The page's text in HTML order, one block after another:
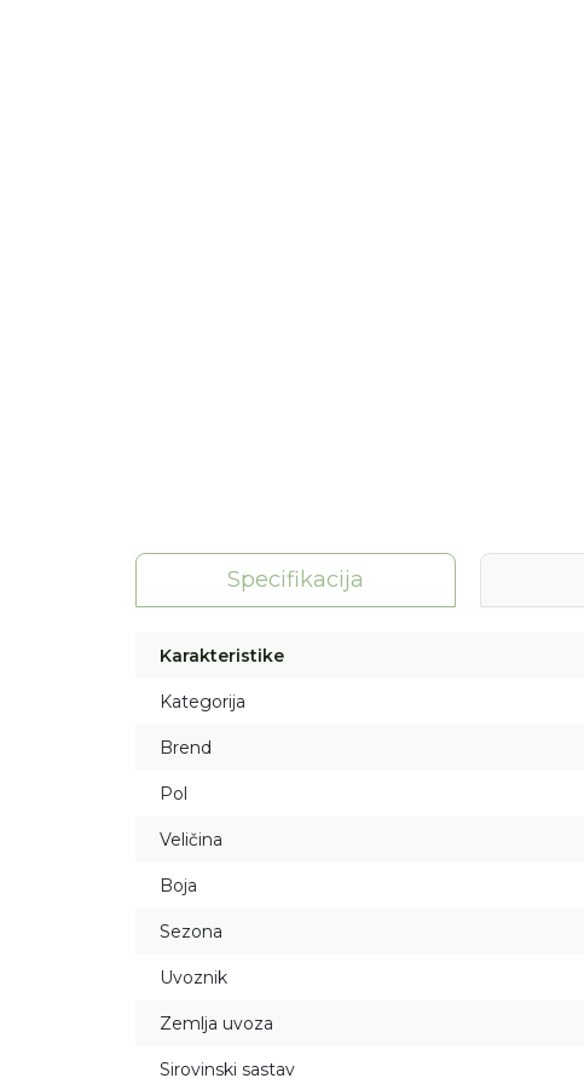
Specifikacija
Karakteristike
Kategorija
Brend
Pol
Veličina
Boja
Sezona
Uvoznik
Zemlja uvoza
Sirovinski sastav